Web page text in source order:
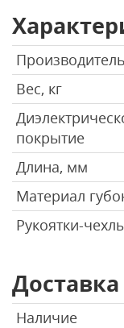
Производитель
Вес, кг
покрытие
Длина, мм
Материал
Рукоятки-
Доставка
Наличие